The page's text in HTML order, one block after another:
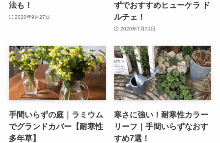
法も！
2020年9月27日
ずでおすすめヒューケラ ド
ルチェ！
2020年7月31日
手間いらずの庭｜ラミウム
でグランドカバー【耐寒性
多年草】
寒さに強い！耐寒性カラー
リーフ｜手間いらずなおす
すめ7選！